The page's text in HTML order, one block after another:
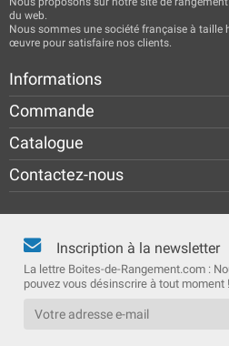
du web.
Nous sommes une société française à
œuvre pour satisfaire nos clients.
Informations
Commande
Catalogue
Contactez-nous
Inscription à la newsletter
La lettre Boites-de-Rangement.com :
pouvez vous désinscrire à tout moment !